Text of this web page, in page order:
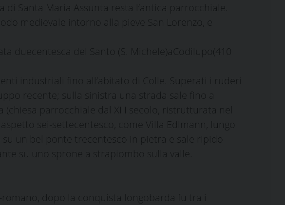
Santa Maria Assunta resta l’antica parrocchiale.
medievale intorno alla pieve San Lorenzo, e
duecentesca del Santo (S. Michele)aCodilupo(410
industriali fino all’abitato di Colle. Superati i ruderi
recente; sulla sinistra una strada sale fino a
parrocchiale dal XIII secolo, ristrutturata nel
sei-settecentesco, come Villa Edlmann, lungo
un bel ponte trecentesco in pietra e sale ripido
su uno sprone a strapiombo sulla valle.
dopo la conquista longobarda fu tra i